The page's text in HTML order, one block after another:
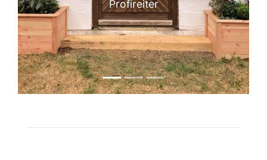
1. Mai in Fischerhude
Der Reiterverein Fischerhude ist
natürlich auch dabei!